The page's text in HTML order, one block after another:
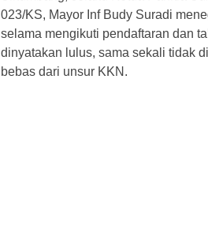
023/KS, Mayor Inf Budy Suradi
selama mengikuti pendaftaran dan
dinyatakan lulus, sama sekali tidak
bebas dari unsur KKN.